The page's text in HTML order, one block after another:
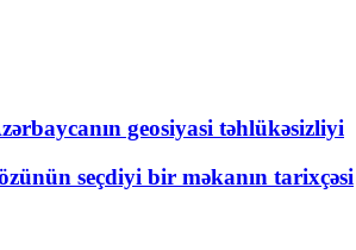
geosiyasi təhlükəsizliyi
seçdiyi bir məkanın tarixçəsi